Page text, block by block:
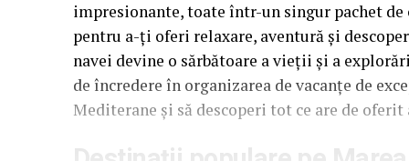
impresionante, toate într-un singur pachet de
pentru a-ți oferi relaxare, aventură și
navei devine o sărbătoare a vieții și a
de încredere în organizarea de vacanțe de
Mediterane și să descoperi tot ce are de